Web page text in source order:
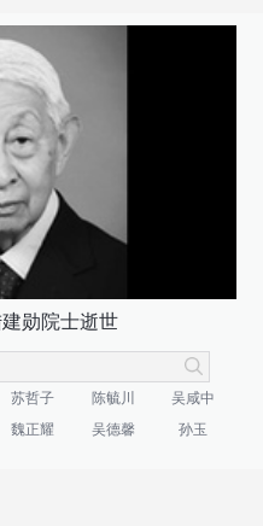
勋院士逝世
苏哲子 陈毓川
吴咸中
魏正耀 吴德馨 孙玉